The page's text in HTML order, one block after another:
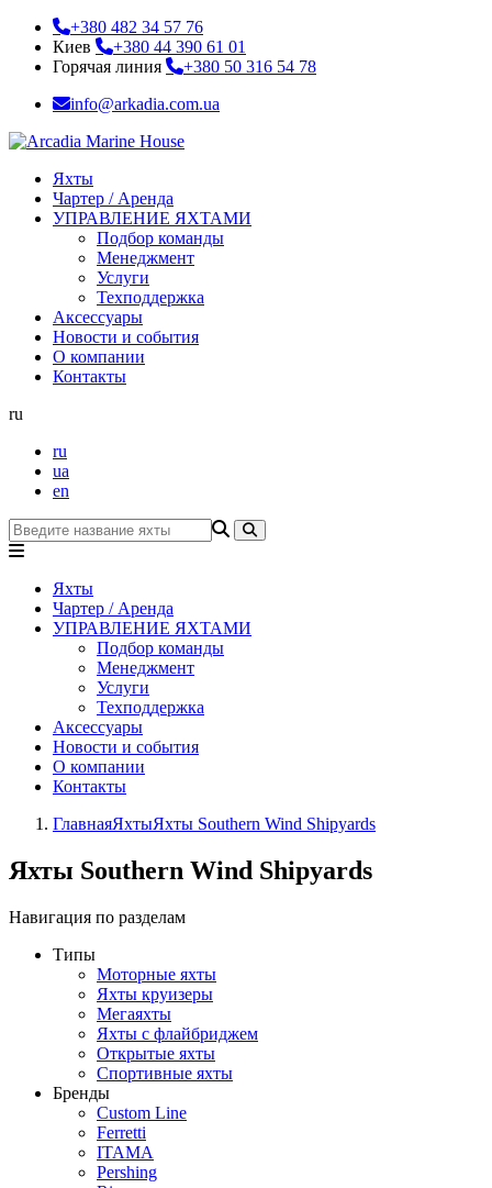
+380 482 34 57 76
Киев
+380 44 390 61 01
Горячая линия
+380 50 316 54 78
info@arkadia.com.ua
Яхты
Чартер / Аренда
УПРАВЛЕНИЕ ЯХТАМИ
Подбор команды
Менеджмент
Услуги
Техподдержка
Аксессуары
Новости и события
О компании
Контакты
ru
ru
ua
en
Яхты
Чартер / Аренда
УПРАВЛЕНИЕ ЯХТАМИ
Подбор команды
Менеджмент
Услуги
Техподдержка
Аксессуары
Новости и события
О компании
Контакты
ГлавнаяЯхтыЯхты Southern Wind Shipyards
Яхты Southern Wind Shipyards
Навигация по разделам
Типы
Моторные яхты
Яхты круизеры
Мегаяхты
Яхты с флайбриджем
Открытые яхты
Спортивные яхты
Бренды
Custom Line
Ferretti
ITAMA
Pershing